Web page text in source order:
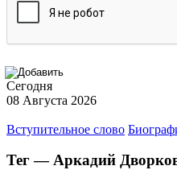
Сегодня
08 Августа 2026
Вступительное слово
Тег — Аркадий